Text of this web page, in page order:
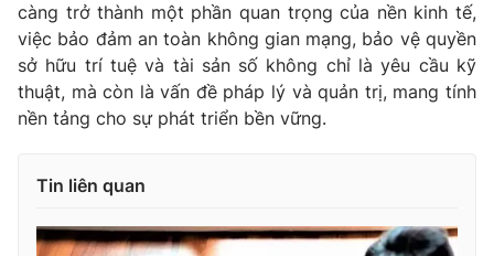
càng trở thành một phần quan trọng của nền kinh tế,
việc bảo đảm an toàn không gian mạng, bảo vệ quyền
sở hữu trí tuệ và tài sản số không chỉ là yêu cầu kỹ
thuật, mà còn là vấn đề pháp lý và quản trị, mang tính
nền tảng cho sự phát triển bền vững.
Tin liên quan